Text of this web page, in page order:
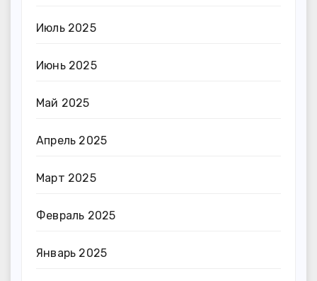
Июль 2025
Июнь 2025
Май 2025
Апрель 2025
Март 2025
Февраль 2025
Январь 2025